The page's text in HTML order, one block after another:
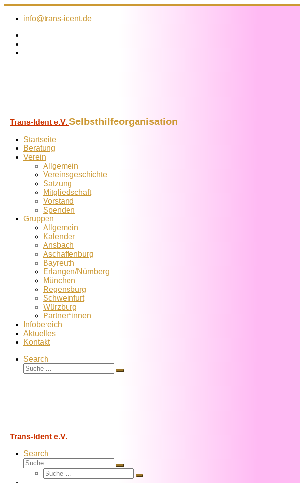
Zum
Inhalt
info@trans-ident.de
Trans-Ident e.V. Selbsthilfeorganisation
Startseite
Beratung
Verein
Allgemein
Vereins­geschichte
Satzung
Mitglied­schaft
Vorstand
Spenden
Gruppen
Allgemein
Kalender
Ansbach
Aschaffenburg
Bayreuth
Erlangen/Nürnberg
München
Regensburg
Schweinfurt
Würzburg
Partner*innen
Infobereich
Aktuelles
Kontakt
Search
Suche
Suche
Trans-Ident e.V.
Search
Suche
Suche
Suche
Suche